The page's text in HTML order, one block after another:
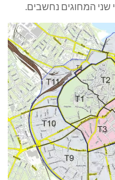
שני המחוגים נחשבים.